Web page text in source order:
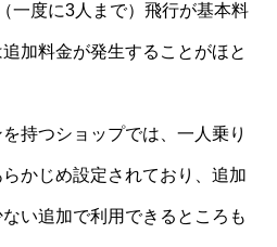
一度に3人まで）飛行が基本料
加料金が発生することがほと
持つショップでは、一人乗り
かじめ設定されており、追加
い追加で利用できるところも